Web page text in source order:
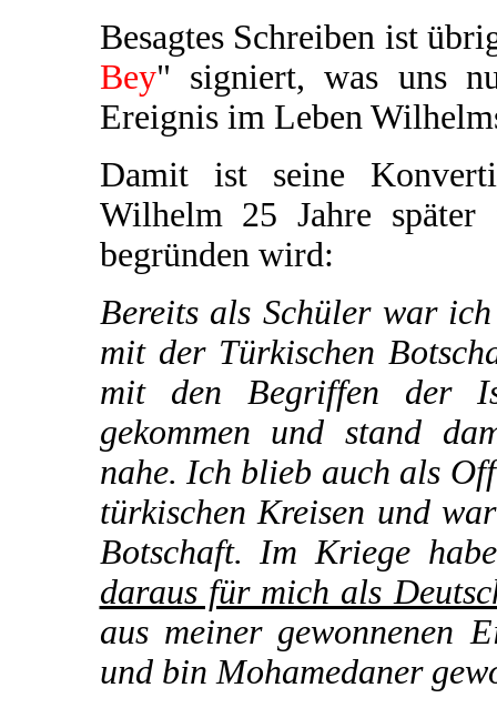
Besagtes Schreiben ist
Bey" signiert, was uns
Ereignis im Leben
Damit ist seine
Wilhelm 25 Jahre später
begründen wird:
Bereits als Schüler war
mit der Türkischen
mit den Begriffen der
gekommen und stand
nahe. Ich blieb auch als
türkischen Kreisen und
Botschaft. Im Kriege
daraus für mich als
aus meiner gewonnenen
und bin Mohamedaner